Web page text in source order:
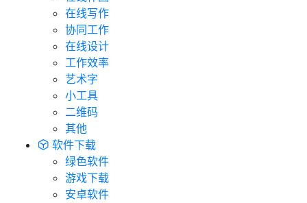
在线写作
协同工作
在线设计
工作效率
艺术字
小工具
二维码
其他
软件下载
绿色软件
游戏下载
安卓软件